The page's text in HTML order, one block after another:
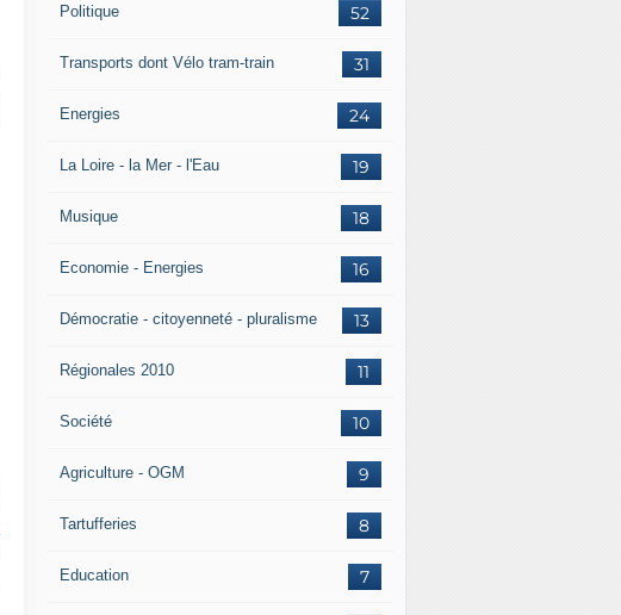
52
Politique
31
Transports dont Vélo tram-train
24
Energies
19
La Loire - la Mer - l'Eau
18
Musique
16
Economie - Energies
13
Démocratie - citoyenneté - pluralisme
11
Régionales 2010
10
Société
9
Agriculture - OGM
8
Tartufferies
7
Education